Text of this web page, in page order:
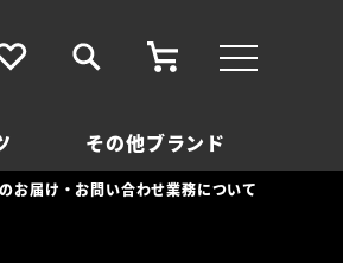
その他ブランド
お届け・お問い合わせ業務について